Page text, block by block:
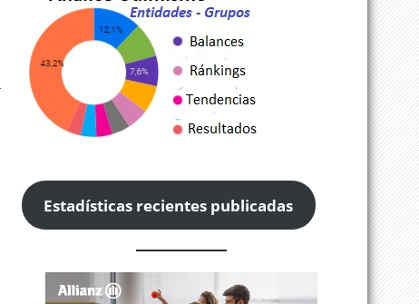
Estadísticas recientes publicadas